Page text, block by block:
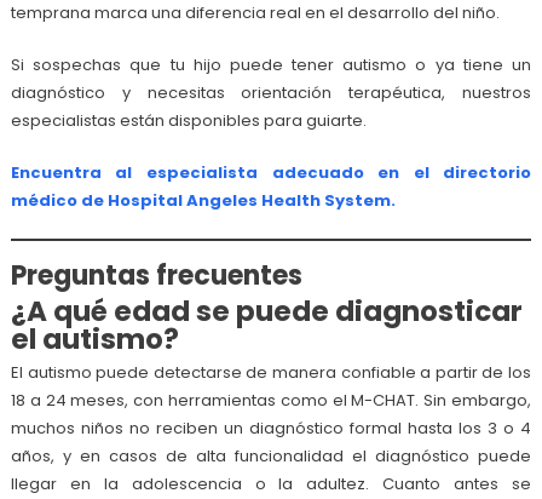
temprana marca una diferencia real en el desarrollo del niño.
Si sospechas que tu hijo puede tener autismo o ya tiene un
diagnóstico y necesitas orientación terapéutica, nuestros
especialistas están disponibles para guiarte.
Encuentra al especialista adecuado en el directorio
médico de Hospital Angeles Health System.
Preguntas frecuentes
¿A qué edad se puede diagnosticar
el autismo?
El autismo puede detectarse de manera confiable a partir de los
18 a 24 meses, con herramientas como el M-CHAT. Sin embargo,
muchos niños no reciben un diagnóstico formal hasta los 3 o 4
años, y en casos de alta funcionalidad el diagnóstico puede
llegar en la adolescencia o la adultez. Cuanto antes se